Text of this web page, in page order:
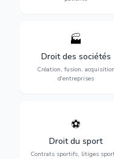
🏭
Droit des sociétés
Création, fusion, acquisition
d'entreprises
Structuration de votre
société : création, fusion-
acquisition, gouvernance
restructuration.
⚽
Droit du sport
Contrats sportifs, litiges
Expertise en droit sportif :
transferts, sponsoring et
contentieux.